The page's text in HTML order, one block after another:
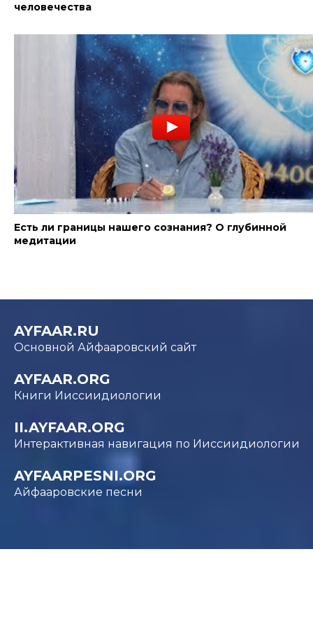
человечества
Есть ли границы нашего сознания? О глубинной
медитации
AYFAAR.RU
Основной Айфааровский сайт
AYFAAR.ORG
Книги Ииссиидиологии
II.AYFAAR.ORG
Интерактивная навигация по Ииссиидиологии
AYFAARPESNI.ORG
Айфааровские песни